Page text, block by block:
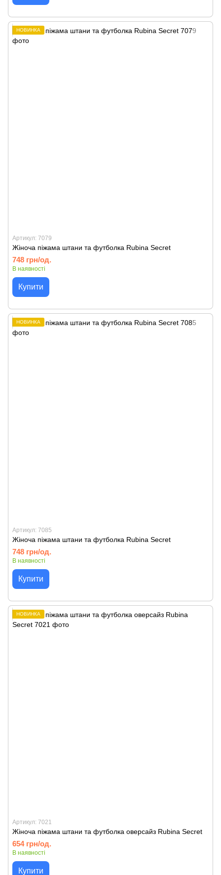
НОВИНКА
Артикул: 7079
Жіноча піжама штани та футболка Rubina Secret
748 грн/од.
В наявності
Купити
НОВИНКА
Артикул: 7085
Жіноча піжама штани та футболка Rubina Secret
748 грн/од.
В наявності
Купити
НОВИНКА
Артикул: 7021
Жіноча піжама штани та футболка оверсайз Rubina Secret
654 грн/од.
В наявності
Купити